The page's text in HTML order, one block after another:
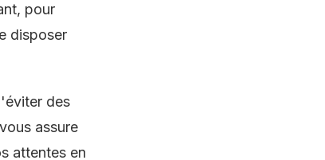
pour
disposer
des
assure
attentes en